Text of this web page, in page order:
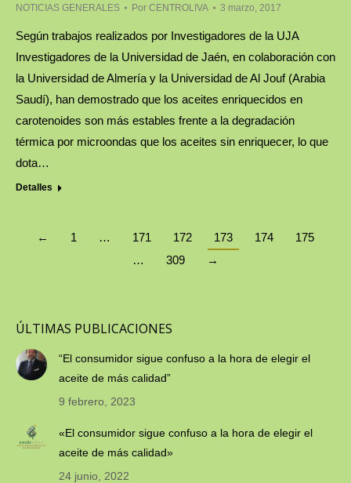
NOTICIAS GENERALES Por CENTROLIVA 3 marzo, 2017
Según trabajos realizados por Investigadores de la UJA
Investigadores de la Universidad de Jaén, en colaboración con
la Universidad de Almería y la Universidad de Al Jouf (Arabia
Saudí), han demostrado que los aceites enriquecidos en
carotenoides son más estables frente a la degradación
térmica por microondas que los aceites sin enriquecer, lo que
dota…
Detalles
← 1 … 171 172 173 174
175
…
309 →
ÚLTIMAS PUBLICACIONES
“El consumidor sigue confuso a la hora de elegir el
aceite de más calidad”
9 febrero, 2023
«El consumidor sigue confuso a la hora de elegir el
aceite de más calidad»
24 junio, 2022